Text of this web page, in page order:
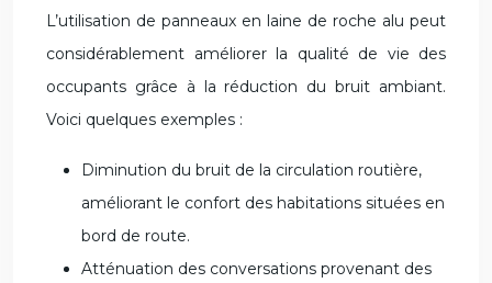
L’utilisation de panneaux en laine de roche alu peut
considérablement améliorer la qualité de vie des
occupants grâce à la réduction du bruit ambiant.
Voici quelques exemples :
Diminution du bruit de la circulation routière,
améliorant le confort des habitations situées en
bord de route.
Atténuation des conversations provenant des